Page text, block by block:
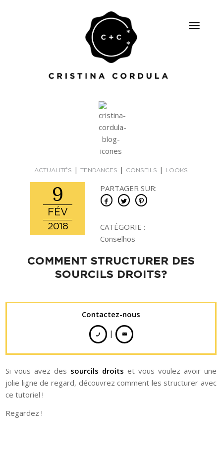
ACTUALITÉS | TENDANCES | CONSEILS | LOOKS
9
FÉV
2018
PARTAGER SUR:
CATÉGORIE :
Conselhos
COMMENT STRUCTURER DES
SOURCILS DROITS?
Contactez-nous
|
Si vous avez des sourcils droits et vous voulez avoir une
jolie ligne de regard, découvrez comment les structurer avec
ce tutoriel !
Regardez !